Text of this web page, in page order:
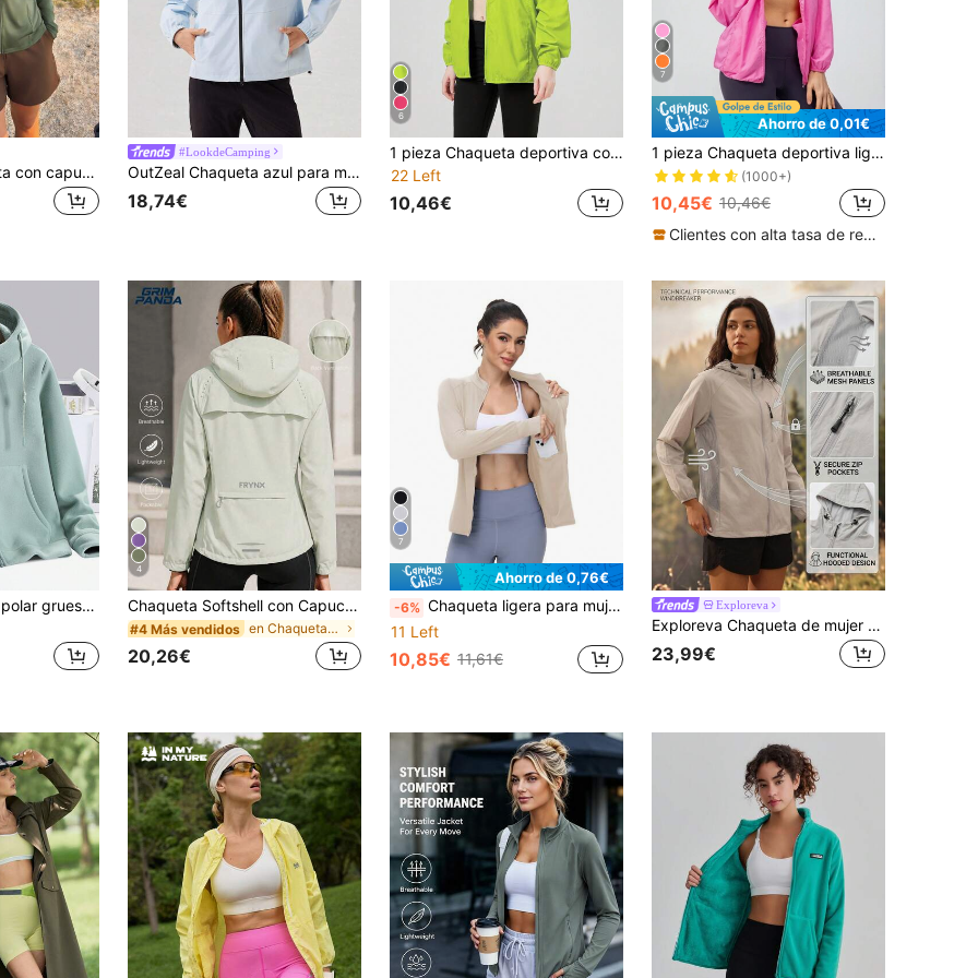
Exploreva Chaqueta con capucha de manga larga con cremallera casual con protección solar verde para mujer
#LookdeCamping
OutZeal Chaqueta azul para mujer resistente al agua y al viento, con capucha y dobladillo con cordón, para senderismo y camping, para primavera y otoño
18,74€
6
1 pieza Chaqueta deportiva con capucha ultra fina de verano para mujer, top de manga larga de unicolor para mujer, ropa deportiva casual para exteriores para mujer, con bolsillo de almacenamiento
22 Left
10,46€
7
Ahorro de 0,01€
1 pieza Chaqueta deportiva ligera con capucha y múltiples bolsillos para mujer, ropa de playa de verano, para correr, ciclismo, ropa deportiva casual para exteriores
(1000+)
10,45€ 10,46€
Clientes con alta tasa de repetición
Chaqueta de forro polar grueso, producto talla grande vendido para mujeres en primavera, otoño e invierno, adecuado para esquiar y otros deportes
4
Chaqueta Softshell con Capucha para Mujer GRIM PANDA, Bolsillos con Cremallera, Bolsillo Trasero Reflectante, Chaqueta Deportiva para Senderismo, Camping y Jogging al Aire Libre
#4 Más vendidos en Chaquetas de exterior para mujer
20,26€
7
Ahorro de 0,76€
-6% Chaqueta ligera para mujer para exteriores con cuello alto elástico, adecuada para correr, fitness, yoga, ciclismo, senderismo, deportes de primavera/verano
11 Left
10,85€ 11,61€
Exploreva
Exploreva Chaqueta de mujer de unicolor con cremallera, casual, versátil, para uso diario, viajes y protección solar
23,99€